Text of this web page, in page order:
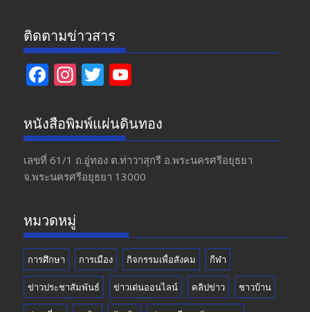
ติดตามข่าวสาร
F
e
b
o
o
In
a
gr
a
m
T
itt
er
u
T
u
b
หนังสือพิมพ์แผ่นดินทอง
เลขที่ 61/1 ถ.อู่ทอง​ ต.​ท่าวาสุกรี​ อ.พระนครศรีอยุธยา​
จ.พระนครศรีอยุธยา 13000
หมวดหมู่
การศึกษา การเมือง กิจกรรมเพื่อสังคม กีฬา
ข่าวประชาสัมพันธ์ ข่าวเด่นออนไลน์ คลิปข่าว ชาวบ้าน